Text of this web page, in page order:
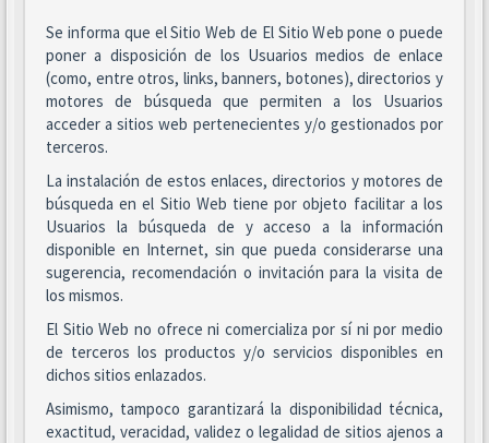
Se informa que el Sitio Web de El Sitio Web pone o puede
poner a disposición de los Usuarios medios de enlace
(como, entre otros, links, banners, botones), directorios y
motores de búsqueda que permiten a los Usuarios
acceder a sitios web pertenecientes y/o gestionados por
terceros.
La instalación de estos enlaces, directorios y motores de
búsqueda en el Sitio Web tiene por objeto facilitar a los
Usuarios la búsqueda de y acceso a la información
disponible en Internet, sin que pueda considerarse una
sugerencia, recomendación o invitación para la visita de
los mismos.
El Sitio Web no ofrece ni comercializa por sí ni por medio
de terceros los productos y/o servicios disponibles en
dichos sitios enlazados.
Asimismo, tampoco garantizará la disponibilidad técnica,
exactitud, veracidad, validez o legalidad de sitios ajenos a